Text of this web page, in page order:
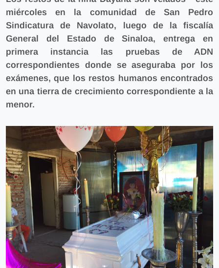
miércoles en la comunidad de San Pedro
Sindicatura de Navolato, luego de la fiscalía
General del Estado de Sinaloa, entrega en
primera instancia las pruebas de ADN
correspondientes donde se aseguraba por los
exámenes, que los restos humanos encontrados
en una tierra de crecimiento correspondiente a la
menor.